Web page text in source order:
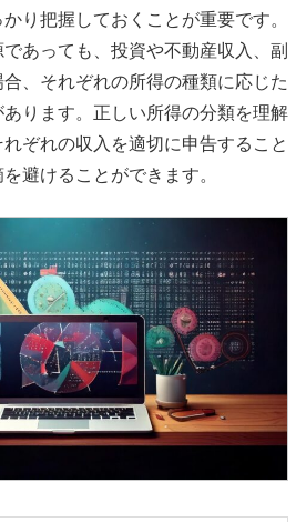
り把握しておくことが重要です。
あっても、投資や不動産収入、副
、それぞれの所得の種類に応じた
ります。正しい所得の分類を理解
ぞれの収入を適切に申告すること
避けることができます。